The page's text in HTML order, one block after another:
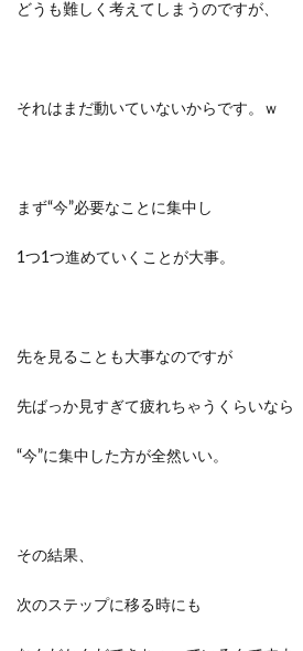
どうも難しく考えてしまうのですが、
それはまだ動いていないからです。ｗ
まず“今”必要なことに集中し
1つ1つ進めていくことが大事。
先を見ることも大事なのですが
先ばっか見すぎて疲れちゃうくらいなら
“今”に集中した方が全然いい。
その結果、
次のステップに移る時にも